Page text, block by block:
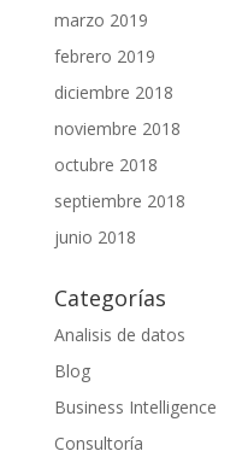
marzo 2019
febrero 2019
diciembre 2018
noviembre 2018
octubre 2018
septiembre 2018
junio 2018
Categorías
Analisis de datos
Blog
Business Intelligence
Consultoría